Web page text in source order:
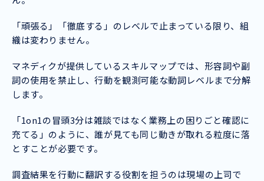
「頑張る」「徹底する」のレベルで止まっている限り、組
織は変わりません。
マネディクが提供しているスキルマップでは、形容詞や副
詞の使用を禁止し、行動を観測可能な動詞レベルまで分解
します。
「1on1の冒頭3分は雑談ではなく業務上の困りごと確認に
充てる」のように、誰が見ても同じ動きが取れる粒度に落
とすことが必要です。
調査結果を行動に翻訳する役割を担うのは現場の上司で